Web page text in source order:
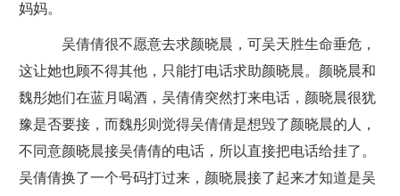
妈妈。
吴倩倩很不愿意去求颜晓晨，可吴天胜生命垂危，
这让她也顾不得其他，只能打电话求助颜晓晨。颜晓晨和
魏彤她们在蓝月喝酒，吴倩倩突然打来电话，颜晓晨很犹
豫是否要接，而魏彤则觉得吴倩倩是想毁了颜晓晨的人，
不同意颜晓晨接吴倩倩的电话，所以直接把电话给挂了。
吴倩倩换了一个号码打过来，颜晓晨接了起来才知道是吴